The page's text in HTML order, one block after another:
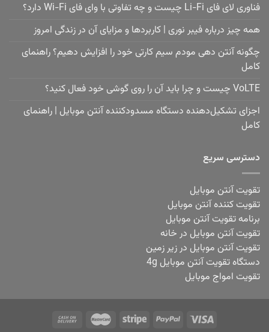
فناوری لای فای Li-Fi چیست و چه تفاوتی با وای فای Wi-Fi دارد؟
همه چیز درباره فیبر نوری | کاربردها و مزایای آن در زندگی امروز
چگونه آنتن دهی مودم سیم کارتی خود را افزایش دهیم؟ راهنمای
کامل
VoLTE چیست و چرا باید آن را روی گوشی خود فعال کنید؟
اجزای تشکیل‌دهنده دستگاه مسدودکننده آنتن موبایل | راهنمای
کامل
دسترسی سریع
تقویت آنتن موبایل
تقویت کننده آنتن موبایل
برنامه تقویت آنتن موبایل
تقویت آنتن موبایل در خانه
تقویت آنتن موبایل در زیر زمین
دستگاه تقویت آنتن موبایل 4g
تقویت امواج موبایل